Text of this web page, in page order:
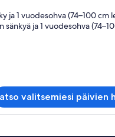
ja 1 vuodesohva (74–100 cm
sänkyä ja 1 vuodesohva
valitsemiesi päivien